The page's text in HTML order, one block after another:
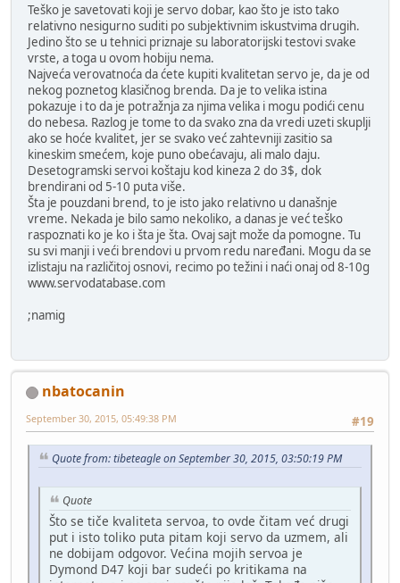
Teško je savetovati koji je servo dobar, kao što je isto tako
relativno nesigurno suditi po subjektivnim iskustvima drugih.
Jedino što se u tehnici priznaje su laboratorijski testovi svake
vrste, a toga u ovom hobiju nema.
Najveća verovatnoća da ćete kupiti kvalitetan servo je, da je od
nekog poznetog klasičnog brenda. Da je to velika istina
pokazuje i to da je potražnja za njima velika i mogu podići cenu
do nebesa. Razlog je tome to da svako zna da vredi uzeti skuplji
ako se hoće kvalitet, jer se svako već zahtevniji zasitio sa
kineskim smećem, koje puno obećavaju, ali malo daju.
Desetogramski servoi koštaju kod kineza 2 do 3$, dok
brendirani od 5-10 puta više.
Šta je pouzdani brend, to je isto jako relativno u današnje
vreme. Nekada je bilo samo nekoliko, a danas je već teško
raspoznati ko je ko i šta je šta. Ovaj sajt može da pomogne. Tu
su svi manji i veći brendovi u prvom redu naređani. Mogu da se
izlistaju na različitoj osnovi, recimo po težini i naći onaj od 8-10g
www.servodatabase.com
;namig
nbatocanin
#19
September 30, 2015, 05:49:38 PM
Quote from: tibeteagle on September 30, 2015, 03:50:19 PM
Quote
Što se tiče kvaliteta servoa, to ovde čitam već drugi
put i isto toliko puta pitam koji servo da uzmem, ali
ne dobijam odgovor. Većina mojih servoa je
Dymond D47 koji bar sudeći po kritikama na